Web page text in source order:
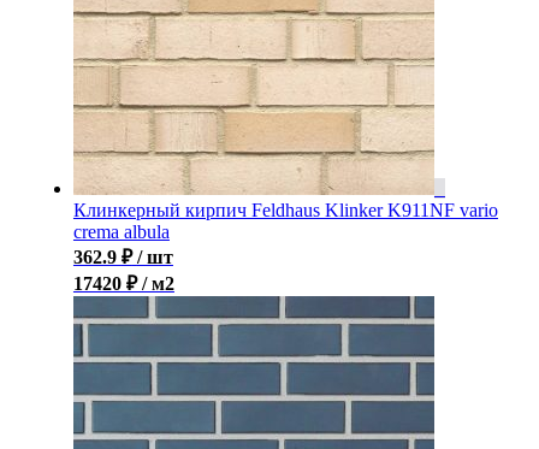
Клинкерный кирпич Feldhaus Klinker K911NF vario
crema albula
362.9 ₽ / шт
17420 ₽ / м2